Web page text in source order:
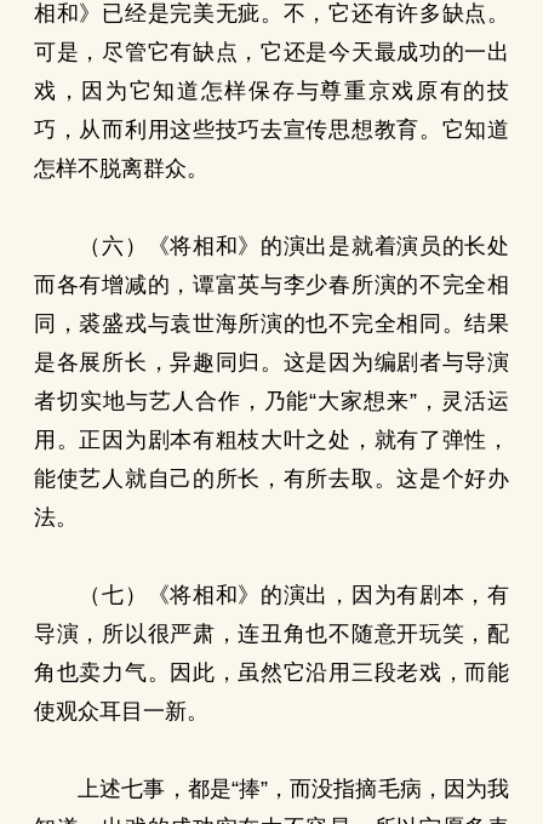
相和》已经是完美无疵。不，它还有许多缺点。
可是，尽管它有缺点，它还是今天最成功的一出
戏，因为它知道怎样保存与尊重京戏原有的技
巧，从而利用这些技巧去宣传思想教育。它知道
怎样不脱离群众。
（六）《将相和》的演出是就着演员的长处
而各有增减的，谭富英与李少春所演的不完全相
同，裘盛戎与袁世海所演的也不完全相同。结果
是各展所长，异趣同归。这是因为编剧者与导演
者切实地与艺人合作，乃能“大家想来”，灵活运
用。正因为剧本有粗枝大叶之处，就有了弹性，
能使艺人就自己的所长，有所去取。这是个好办
法。
（七）《将相和》的演出，因为有剧本，有
导演，所以很严肃，连丑角也不随意开玩笑，配
角也卖力气。因此，虽然它沿用三段老戏，而能
使观众耳目一新。
上述七事，都是“捧”，而没指摘毛病，因为我